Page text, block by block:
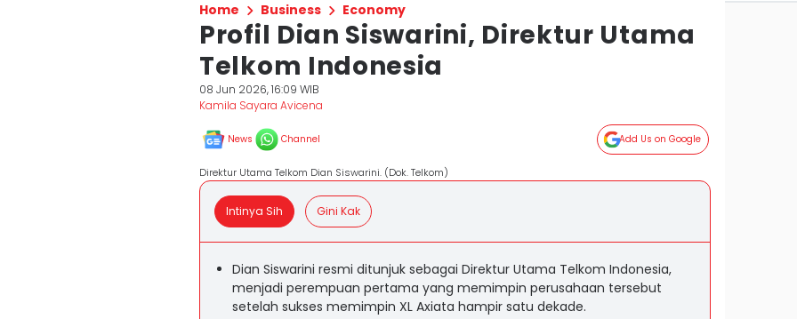
Home Business Economy
Profil Dian Siswarini, Direktur Utama
Telkom Indonesia
08 Jun 2026, 16:09 WIB
Kamila Sayara Avicena
News Channel Add Us on Google
Direktur Utama Telkom Dian Siswarini. (Dok. Telkom)
Intinya Sih Gini Kak
Dian Siswarini resmi ditunjuk sebagai Direktur Utama Telkom Indonesia,
menjadi perempuan pertama yang memimpin perusahaan tersebut
setelah sukses memimpin XL Axiata hampir satu dekade.